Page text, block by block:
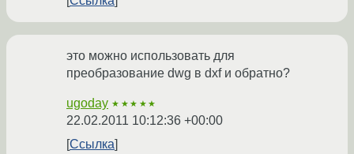
это можно использовать для
преобразование dwg в dxf и обратно?
ugoday ★★★★★
22.02.2011 10:12:36 +00:00
Ссылка